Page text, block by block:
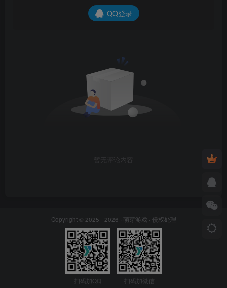
QQ登录
暂无评论内容
Copyright © 2025 - 2026 · 萌芽游戏 · 侵权处理
扫码加QQ 扫码加微信